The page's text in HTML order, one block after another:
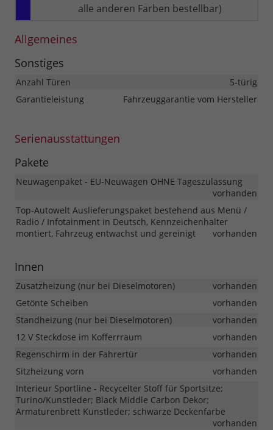
alle anderen Farben bestellbar)
Allgemeines
Sonstiges
Anzahl Türen
5-türig
Garantieleistung
Fahrzeuggarantie vom Hersteller
Serienausstattungen
Pakete
Neuwagenpaket - EU-Neuwagen OHNE Tageszulassung
vorhanden
Top-Autowelt Auslieferungspaket bestehend aus Menü /
Radio / Infotainment in Deutsch, Kennzeichenhalter
montiert, Fahrzeug entwachst und gereinigt
vorhanden
Innen
Zusatzheizung (nur bei Dieselmotoren)
vorhanden
Getönte Scheiben
vorhanden
Standheizung (nur bei Dieselmotoren)
vorhanden
12 V Steckdose im Kofferrraum
vorhanden
Regenschirm in der Fahrertür
vorhanden
Sitzheizung vorn
vorhanden
Interieur Sportline - Recycelter Stoff für Sportsitze;
Turino/Kunstleder; Black Middle Carbon Dekor;
Armaturenbrett Kunstleder; schwarze Deckenfarbe
vorhanden